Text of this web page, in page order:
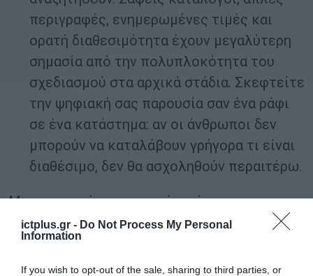
ictplus.gr - Do Not Process My Personal
Information
If you wish to opt-out of the sale, sharing to third parties, or
περιγραφές, ενημερωμένες τιμές και
ορατή διαθεσιμότητα έχουν μεγαλύτερη
σημασία από την πολυπλοκότητα του
σχεδιασμού στα αρχικά στάδια. Σκεφτείτε
την ψηφιακή σας παρουσία σαν ένα ράφι
σε ένα κατάστημα: αν οι άνθρωποι δεν
μπορούν να καταλάβουν γρήγορα τι είναι
διαθέσιμο, δεν θα ασχοληθούν περαιτέρω.
Με τη σωστή στρατηγική, ακόμα και η πιο
μικρή επιχείρηση μπορεί να αναπτυχθεί
online. Το κλειδί δεν είναι να κάνεις τα πάντα
ταυτόχρονα, αλλά να κάνεις τα σωστά